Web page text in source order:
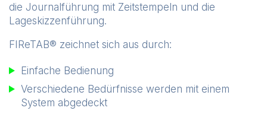
die Journalführung mit Zeitstempeln und die
Lageskizzenführung.
FIReTAB® zeichnet sich aus durch:
Einfache Bedienung
Verschiedene Bedürfnisse werden mit einem
System abgedeckt